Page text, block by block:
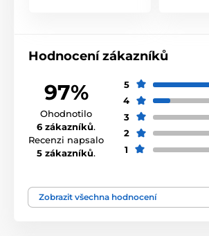
Pro malé psy Pro střední psy
Pro velké psy % Chovatelství
% Potřeby pro venčení
Potřeby pro venčení
Hodnocení zákazníků
97%
Ohodnotilo
6 zákazníků.
Recenzi napsalo
5 zákazníků.
5
4
3
2
1
Zobrazit všechna hodnocení